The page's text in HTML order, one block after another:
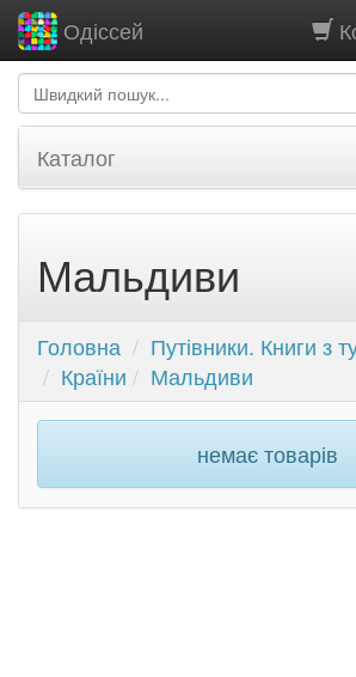
Одіссей
Каталог
Мальдиви
Головна
Путівники. Книги з
Країни
Мальдиви
немає товарів